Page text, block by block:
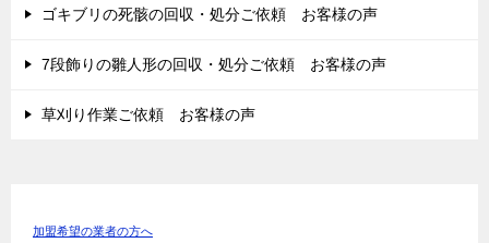
ゴキブリの死骸の回収・処分ご依頼 お客様の声
7段飾りの雛人形の回収・処分ご依頼 お客様の声
草刈り作業ご依頼 お客様の声
加盟希望の業者の方へ